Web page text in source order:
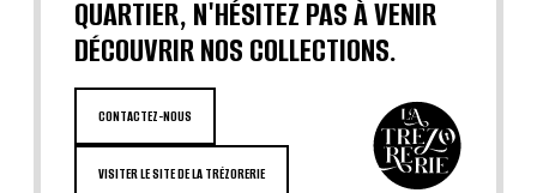
QUARTIER, N'HÉSITEZ PAS À VENIR
DÉCOUVRIR NOS COLLECTIONS.
CONTACTEZ-NOUS
VISITER LE SITE DE LA TRÉZORERIE